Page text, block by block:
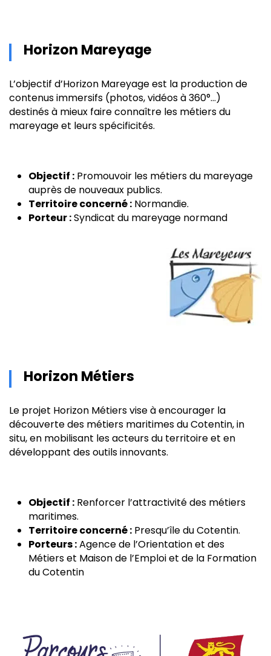
Horizon Mareyage
L’objectif d’Horizon Mareyage est la production de
contenus immersifs (photos, vidéos à 360°…)
destinés à mieux faire connaître les métiers du
mareyage et leurs spécificités.
Objectif : Promouvoir les métiers du mareyage
auprès de nouveaux publics.
Territoire concerné : Normandie.
Porteur :Syndicat du mareyage normand
Horizon Métiers
Le projet Horizon Métiers vise à encourager la
découverte des métiers maritimes du Cotentin, in
situ, en mobilisant les acteurs du territoire et en
développant des outils innovants.
Objectif : Renforcer l’attractivité des métiers
maritimes.
Territoire concerné : Presqu’île du Cotentin.
Porteurs :Agence de l’Orientation et des
Métiers et Maison de l’Emploi et de la Formation
du Cotentin